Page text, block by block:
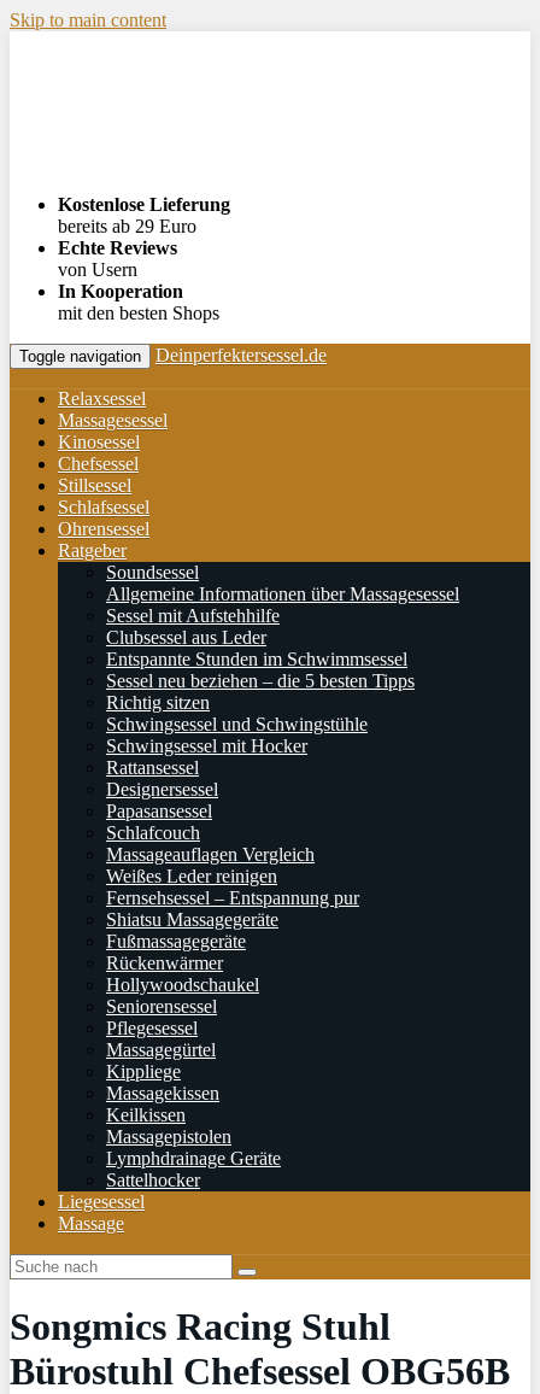
Skip to main content
Kostenlose Lieferung
bereits ab 29 Euro
Echte Reviews
von Usern
In Kooperation
mit den besten Shops
Toggle navigation Deinperfektersessel.de
Relaxsessel
Massagesessel
Kinosessel
Chefsessel
Stillsessel
Schlafsessel
Ohrensessel
Ratgeber
Soundsessel
Allgemeine Informationen über Massagesessel
Sessel mit Aufstehhilfe
Clubsessel aus Leder
Entspannte Stunden im Schwimmsessel
Sessel neu beziehen – die 5 besten Tipps
Richtig sitzen
Schwingsessel und Schwingstühle
Schwingsessel mit Hocker
Rattansessel
Designersessel
Papasansessel
Schlafcouch
Massageauflagen Vergleich
Weißes Leder reinigen
Fernsehsessel – Entspannung pur
Shiatsu Massagegeräte
Fußmassagegeräte
Rückenwärmer
Hollywoodschaukel
Seniorensessel
Pflegesessel
Massagegürtel
Kippliege
Massagekissen
Keilkissen
Massagepistolen
Lymphdrainage Geräte
Sattelhocker
Liegesessel
Massage
Songmics Racing Stuhl
Bürostuhl Chefsessel OBG56B